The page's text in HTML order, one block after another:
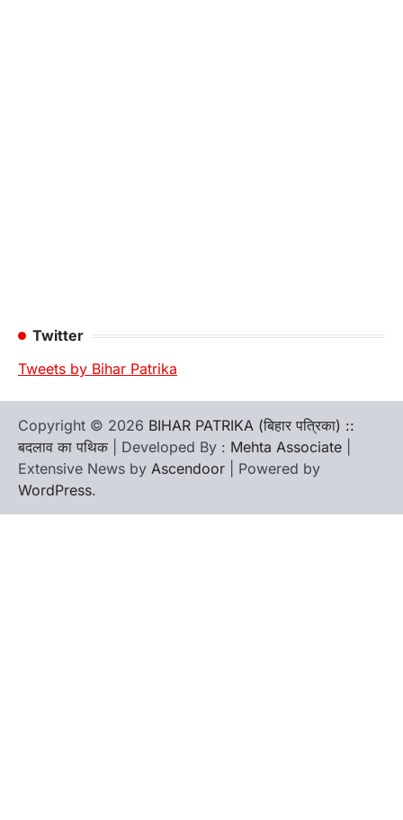
Twitter
Tweets by Bihar Patrika
Copyright © 2026 BIHAR PATRIKA (बिहार पत्रिका) ::
बदलाव का पथिक | Developed By : Mehta Associate
Extensive News by Ascendoor | Powered by
WordPress.